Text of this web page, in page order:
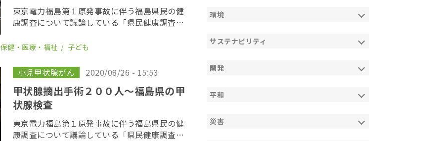
東京電力福島第１原発事故に伴う福島県民の健
康調査について議論している「県民健康調査」
回初めて、事故当時０歳だった女児と2歳だった
とが分か […]
保健・医療・福祉 子ども
小児甲状腺がん 2020/08/26 - 15:53
甲状腺摘出手術２００人〜福島県の甲
状腺検査
東京電力福島第１原発事故に伴う福島県民の健
康調査について議論している「県民健康調査」
環境
サステナビリティ
開発
平和
災害